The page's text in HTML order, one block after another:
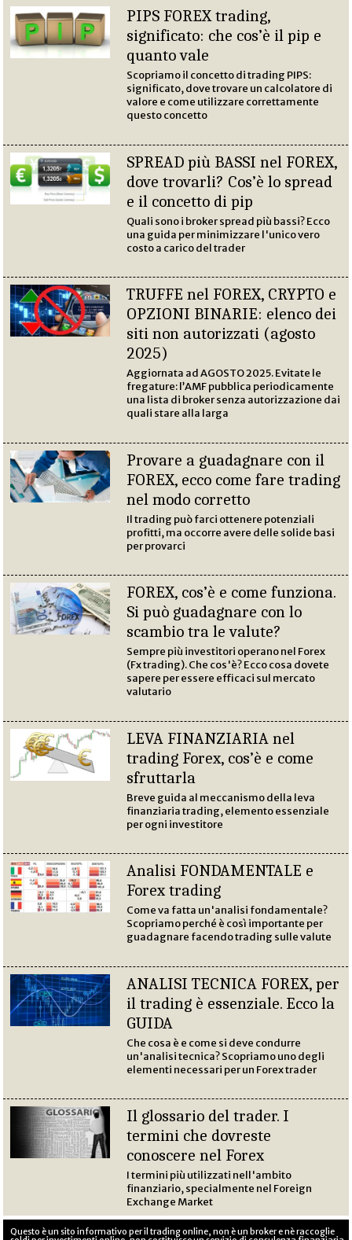
PIPS FOREX trading,
significato: che cos’è il pip e
quanto vale
Scopriamo il concetto di trading PIPS:
significato, dove trovare un calcolatore di
valore e come utilizzare correttamente
questo concetto
SPREAD più BASSI nel FOREX,
dove trovarli? Cos’è lo spread
e il concetto di pip
Quali sono i broker spread più bassi? Ecco
una guida per minimizzare l'unico vero
costo a carico del trader
TRUFFE nel FOREX, CRYPTO e
OPZIONI BINARIE: elenco dei
siti non autorizzati (agosto
2025)
Aggiornata ad AGOSTO 2025. Evitate le
fregature: l’AMF pubblica periodicamente
una lista di broker senza autorizzazione dai
quali stare alla larga
Provare a guadagnare con il
FOREX, ecco come fare trading
nel modo corretto
Il trading può farci ottenere potenziali
profitti, ma occorre avere delle solide basi
per provarci
FOREX, cos’è e come funziona.
Si può guadagnare con lo
scambio tra le valute?
Sempre più investitori operano nel Forex
(Fx trading). Che cos'è? Ecco cosa dovete
sapere per essere efficaci sul mercato
valutario
LEVA FINANZIARIA nel
trading Forex, cos’è e come
sfruttarla
Breve guida al meccanismo della leva
finanziaria trading, elemento essenziale
per ogni investitore
Analisi FONDAMENTALE e
Forex trading
Come va fatta un'analisi fondamentale?
Scopriamo perché è così importante per
guadagnare facendo trading sulle valute
ANALISI TECNICA FOREX, per
il trading è essenziale. Ecco la
GUIDA
Che cosa è e come si deve condurre
un'analisi tecnica? Scopriamo uno degli
elementi necessari per un Forex trader
Il glossario del trader. I
termini che dovreste
conoscere nel Forex
I termini più utilizzati nell'ambito
finanziario, specialmente nel Foreign
Exchange Market
Questo è un sito informativo per il trading online, non è un broker e nè raccoglie